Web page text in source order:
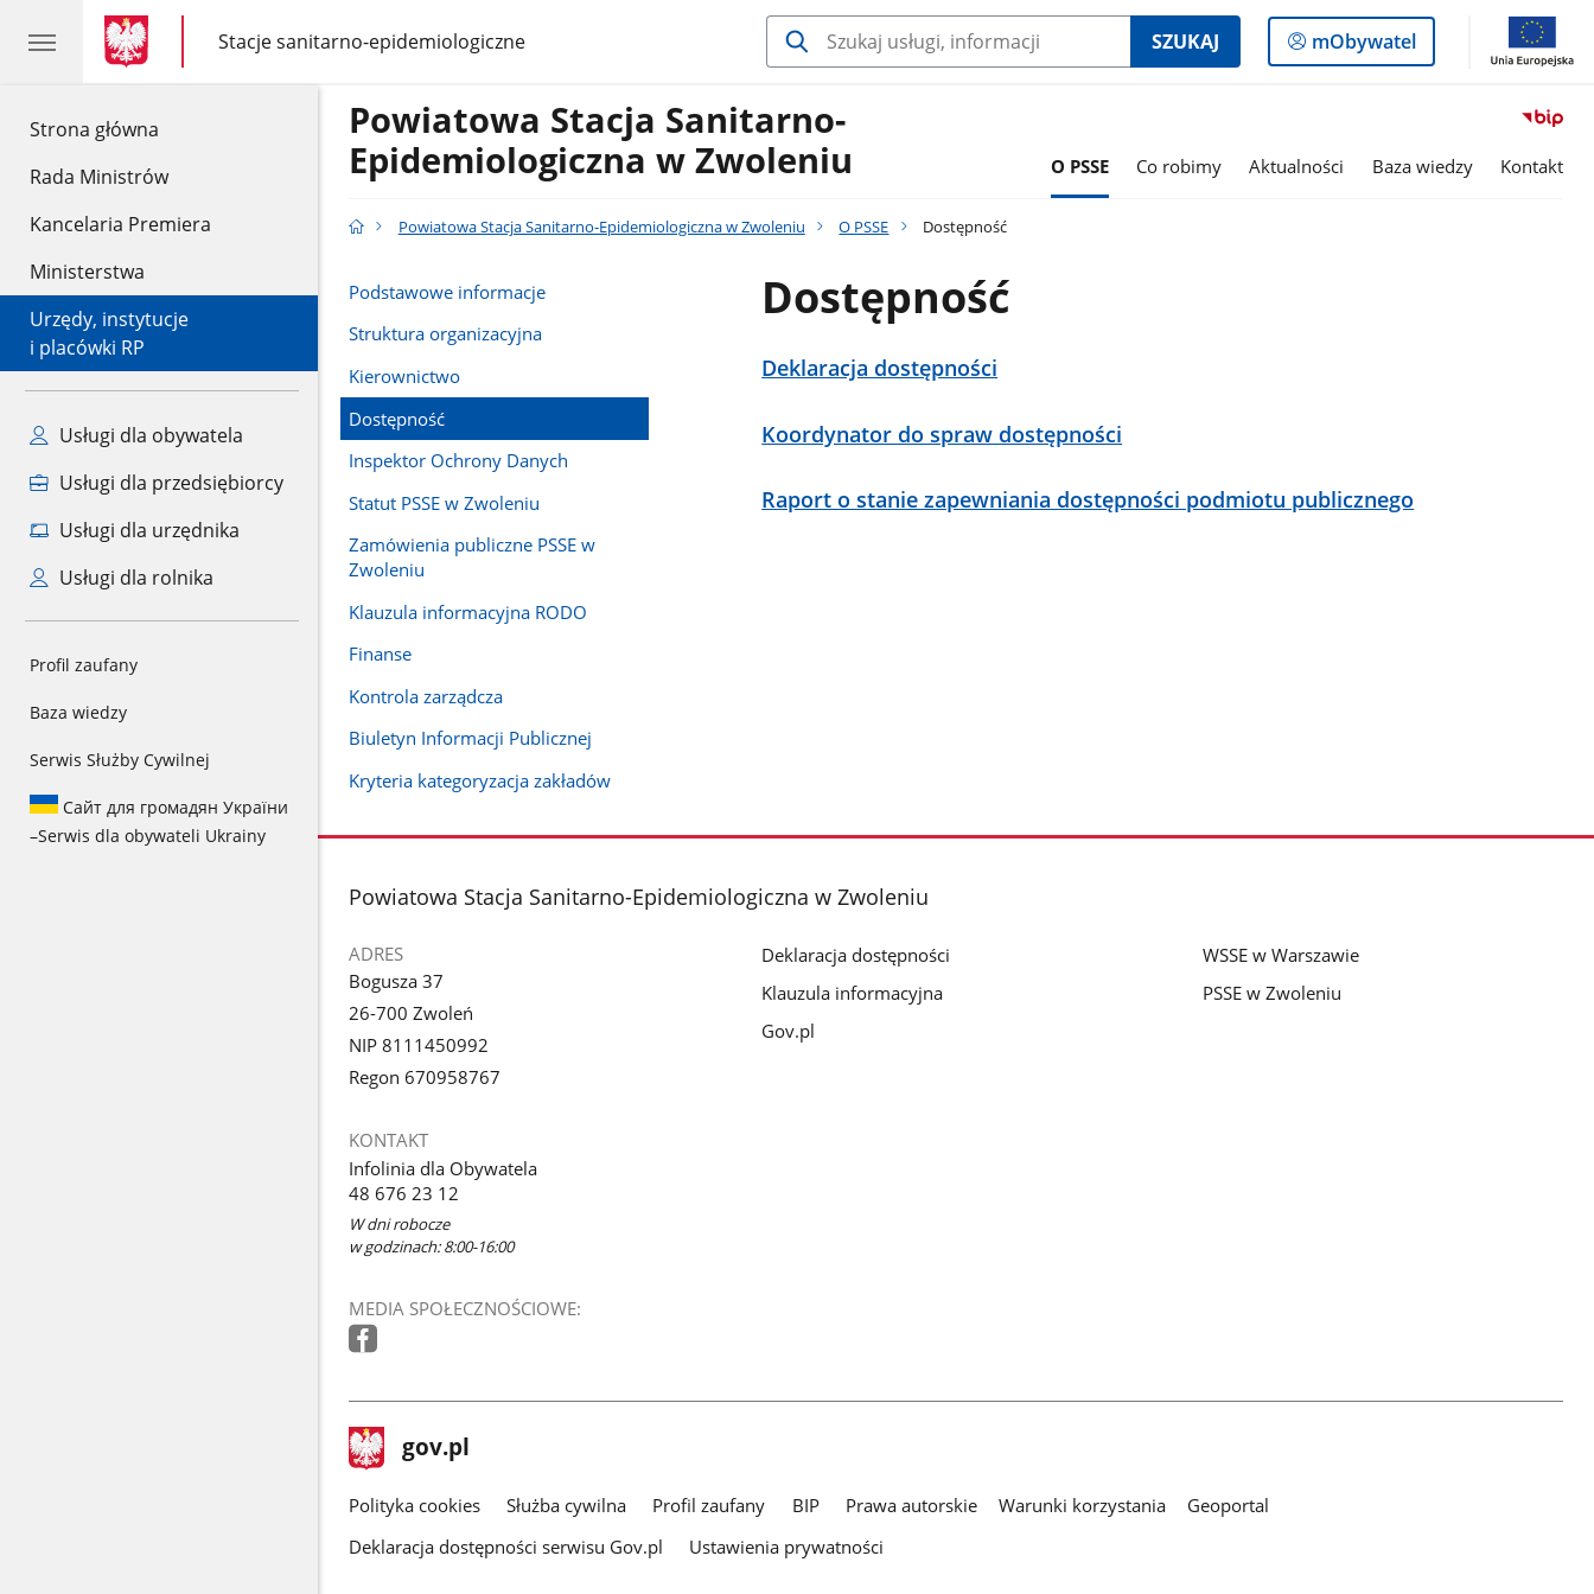
Strona główna
Rada Ministrów
Kancelaria Premiera
Ministerstwa
Urzędy, instytucje
i placówki RP
Usługi dla obywatela
Usługi dla przedsiębiorcy
Usługi dla urzędnika
Usługi dla rolnika
Profil zaufany
Baza wiedzy
Serwis Służby Cywilnej
Сайт для громадян України
–Serwis dla obywateli Ukrainy
gov.pl
gov.pl
Stacje sanitarno-epidemiologiczne
gov.pl
Stacje
sanitarno-
epidemiologiczne
SZUKAJ
Logowanie
do
mObywatel
Powiatowa Stacja Sanitarno-
Epidemiologiczna w Zwoleniu
O PSSE Co robimy Aktualności Baza wiedzy Kontakt
Powiatowa Stacja Sanitarno-Epidemiologiczna w Zwoleniu O PSSE Dostępność
Podstawowe informacje
Struktura organizacyjna
Kierownictwo
Dostępność
Inspektor Ochrony Danych
Statut PSSE w Zwoleniu
Zamówienia publiczne PSSE w
Zwoleniu
Klauzula informacyjna RODO
Finanse
Kontrola zarządcza
Biuletyn Informacji Publicznej
Kryteria kategoryzacja zakładów
Dostępność
Deklaracja dostępności
Koordynator do spraw dostępności
Raport o stanie zapewniania dostępności podmiotu publicznego
stopka
Powiatowa Stacja Sanitarno-Epidemiologiczna w Zwoleniu
ADRES
Bogusza 37
26-700 Zwoleń
NIP 8111450992
Regon 670958767
KONTAKT
Infolinia dla Obywatela
48 676 23 12
W dni robocze
w godzinach: 8:00-16:00
MEDIA SPOŁECZNOŚCIOWE:
Deklaracja dostępności
Klauzula informacyjna
Gov.pl
WSSE w Warszawie
PSSE w Zwoleniu
stopka
gov.pl Strona
gov.pl
gov.pl
Polityka cookies Służba cywilna Profil zaufany BIP Prawa autorskie Warunki korzystania
Geoportal
Deklaracja dostępności serwisu Gov.pl
Ustawienia prywatności